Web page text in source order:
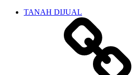
TANAH DIJUAL